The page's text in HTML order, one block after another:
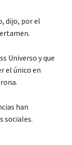
dijo, por el
Universo y que
el único en
han
sociales.